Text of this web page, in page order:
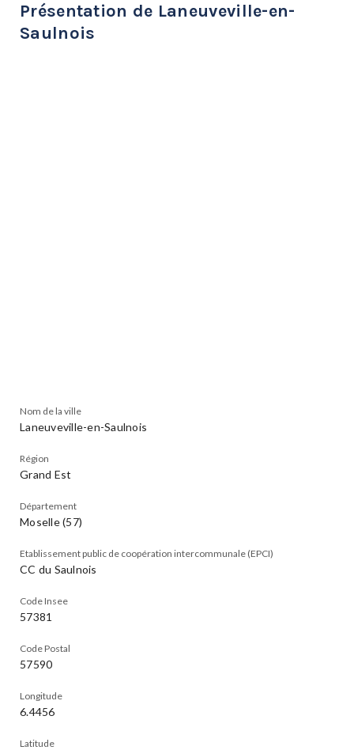
Présentation de Laneuveville-en-
Saulnois
Nom de la ville
Laneuveville-en-Saulnois
Région
Grand Est
Département
Moselle (57)
Etablissement public de coopération intercommunale (EPCI)
CC du Saulnois
Code Insee
57381
Code Postal
57590
Longitude
6.4456
Latitude